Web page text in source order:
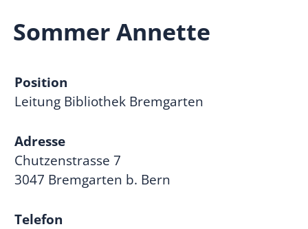
Sommer Annette
Position
Leitung Bibliothek Bremgarten
Adresse
Chutzenstrasse 7
3047 Bremgarten b. Bern
Telefon